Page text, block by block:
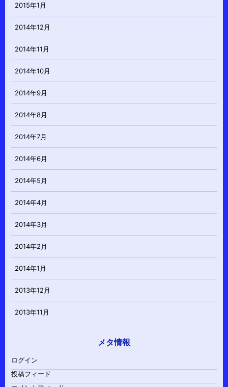
2015年1月
2014年12月
2014年11月
2014年10月
2014年9月
2014年8月
2014年7月
2014年6月
2014年5月
2014年4月
2014年3月
2014年2月
2014年1月
2013年12月
2013年11月
メタ情報
ログイン
投稿フィード